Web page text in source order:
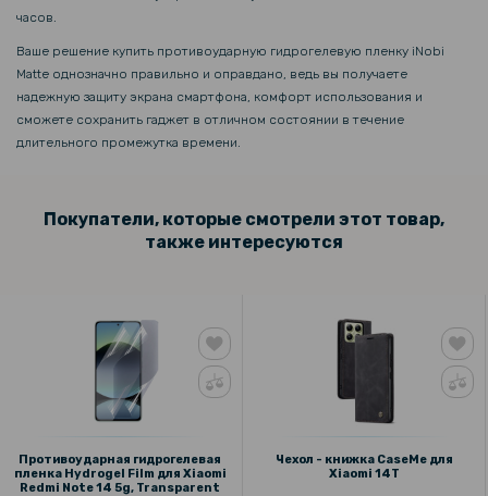
Гидрогелевая пленка iNobi Matte для Motorola Edge 50 Neo,
Матовая
118 грн
139 грн
часов.
Ваше решение купить противоударную гидрогелевую пленку iNobi
Matte однозначно правильно и оправдано, ведь вы получаете
надежную защиту экрана смартфона, комфорт использования и
сможете сохранить гаджет в отличном состоянии в течение
длительного промежутка времени.
Покупатели, которые смотрели этот товар,
также интересуются
Противоударная гидрогелевая
пленка Hydrogel Film для Xiaomi
Redmi Note 14 5g, Transparent
Чехол - книжка CaseMe для
Xiaomi 14T